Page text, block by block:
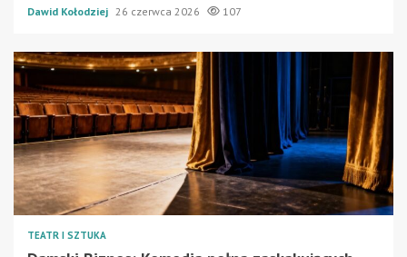
Dawid Kołodziej 26 czerwca 2026 107
TEATR I SZTUKA